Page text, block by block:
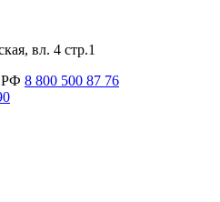
вл. 4 стр.1
РФ 8 800 500 87 76